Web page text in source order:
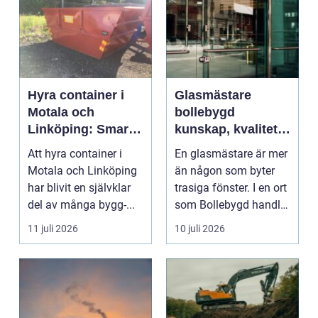
Hyra container i
Motala och
Linköping: Smart
avfallshantering
för projekt i alla
storlekar
Att hyra container i
Motala och Linköping
har blivit en självklar
del av många bygg-...
11 juli 2026
Glasmästare
bollebygd
kunskap, kvalitet
och smarta
glaslösningar
En glasmästare är mer
än någon som byter
trasiga fönster. I en ort
som Bollebygd handlar
yrket lika ...
10 juli 2026